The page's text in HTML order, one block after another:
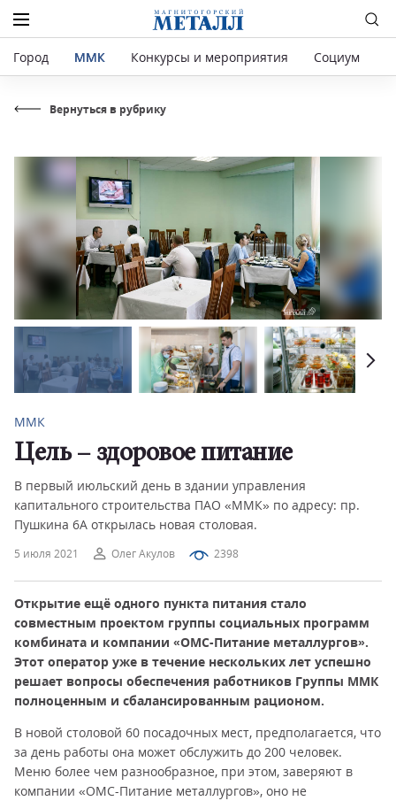
Город ММК Конкурсы и мероприятия Социум
Вернуться в рубрику
5 июля 2021 Олег Акулов 2398
ММК
Цель – здоровое питание
В первый июльский день в здании управления
капитального строительства ПАО «ММК» по адресу: пр.
Пушкина 6А открылась новая столовая.
Открытие ещё одного пункта питания стало
совместным проектом группы социальных программ
комбината и компании «ОМС-Питание металлургов».
Этот оператор уже в течение нескольких лет успешно
решает вопросы обеспечения работников Группы ММК
полноценным и сбалансированным рационом.
В новой столовой 60 посадочных мест, предполагается, что
за день работы она может обслужить до 200 человек.
Меню более чем разнообразное, при этом, заверяют в
компании «ОМС-Питание металлургов», оно не